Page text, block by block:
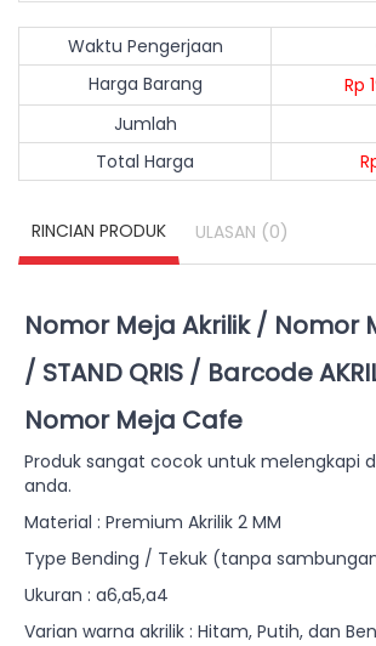
Waktu Pengerjaan
Harga Barang
Rp
Jumlah
Total Harga
RINCIAN PRODUK ULASAN (0)
Nomor Meja Akrilik / Nomor
/ STAND QRIS / Barcode
Nomor Meja Cafe
Produk sangat cocok untuk melengkapi
anda.
Material : Premium Akrilik 2 MM
Type Bending / Tekuk (tanpa
Ukuran : a6,a5,a4
Varian warna akrilik : Hitam, Putih, dan